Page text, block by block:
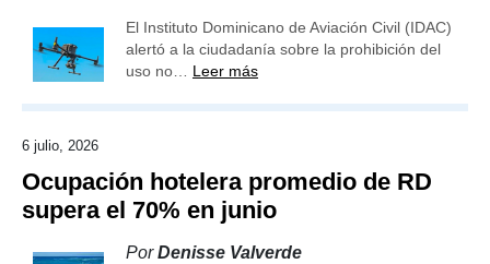
El Instituto Dominicano de Aviación Civil (IDAC)
alertó a la ciudadanía sobre la prohibición del
uso no… Leer más
6 julio, 2026
Ocupación hotelera promedio de RD
supera el 70% en junio
PorDenisse Valverde